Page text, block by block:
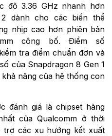
độ 3.36 GHz nhanh hơn
dành cho các biến thể
nhịp cao hơn phiên bản
công bố. Điểm số
tra điểm chuẩn đơn và
của Snapdragon 8 Gen 1
năng của hệ thống con
đánh giá là chipset hàng
của Qualcomm ở thời
trợ các xu hướng kết xuất